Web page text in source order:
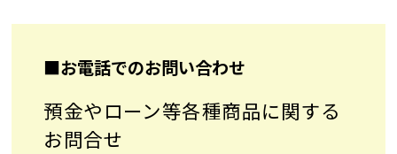
■お電話でのお問い合わせ
預金やローン等各種商品に関する
お問合せ